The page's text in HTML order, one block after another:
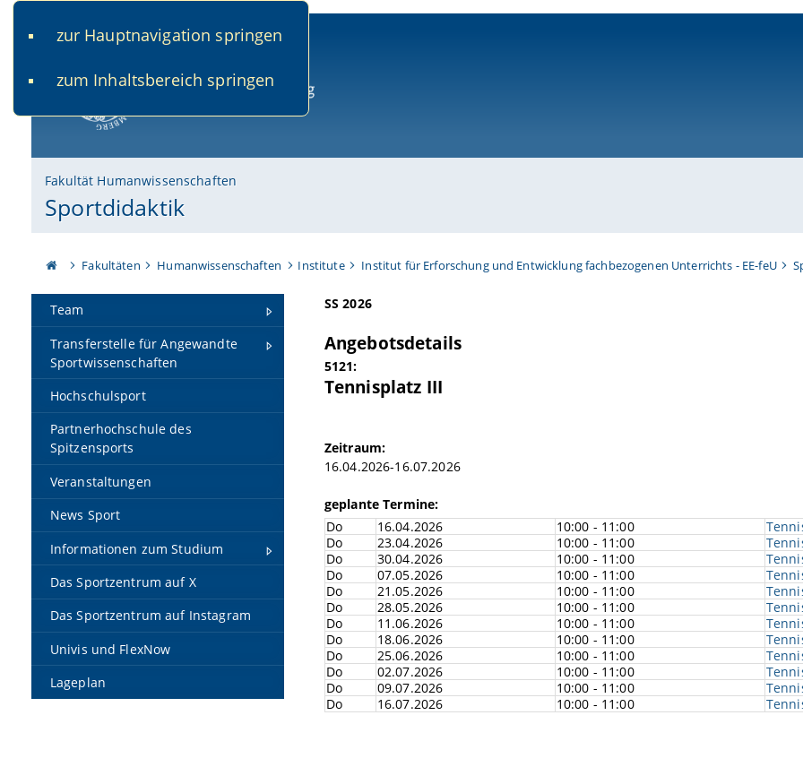
zur Hauptnavigation springen
zum Inhaltsbereich springen
Fakultät Humanwissenschaften
Sportdidaktik
Fakultäten Humanwissenschaften Institute Institut für Erforschung und Entwicklung fachbezogenen Unterrichts - EE-feU
Team
Transferstelle für Angewandte
Sportwissenschaften
Hochschulsport
Partnerhochschule des
Spitzensports
Veranstaltungen
News Sport
Informationen zum Studium
Das Sportzentrum auf X
Das Sportzentrum auf Instagram
Univis und FlexNow
Lageplan
SS 2026
Angebotsdetails
5121:
Tennisplatz III
Zeitraum:
16.04.2026-16.07.2026
geplante Termine:
Do
16.04.2026 10:00 - 11:00
Do
23.04.2026 10:00 - 11:00
Do
30.04.2026 10:00 - 11:00
Do
07.05.2026 10:00 - 11:00
Do
21.05.2026 10:00 - 11:00
Do
28.05.2026 10:00 - 11:00
Do
11.06.2026 10:00 - 11:00
Do
18.06.2026 10:00 - 11:00
Do
25.06.2026 10:00 - 11:00
Do
02.07.2026 10:00 - 11:00
Do
09.07.2026 10:00 - 11:00
Do
16.07.2026 10:00 - 11:00